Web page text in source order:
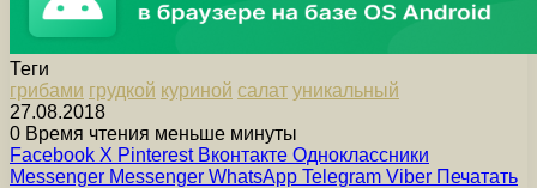
Теги
грибами грудкой куриной салат уникальный
27.08.2018
0 Время чтения меньше минуты
Facebook X Pinterest Вконтакте Одноклассники
Messenger Messenger WhatsApp Telegram Viber Печатать